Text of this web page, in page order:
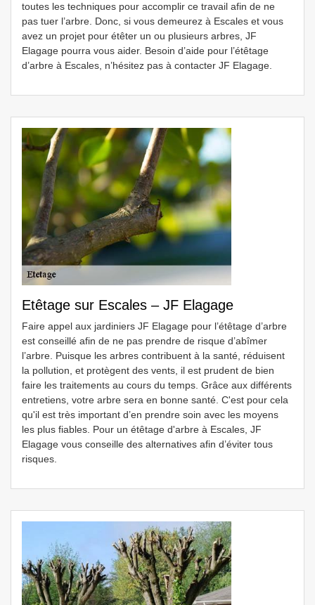
toutes les techniques pour accomplir ce travail afin de ne
pas tuer l’arbre. Donc, si vous demeurez à Escales et vous
avez un projet pour étêter un ou plusieurs arbres, JF
Elagage pourra vous aider. Besoin d’aide pour l’étêtage
d’arbre à Escales, n’hésitez pas à contacter JF Elagage.
Etêtage sur Escales – JF Elagage
Faire appel aux jardiniers JF Elagage pour l’étêtage d’arbre
est conseillé afin de ne pas prendre de risque d’abîmer
l’arbre. Puisque les arbres contribuent à la santé, réduisent
la pollution, et protègent des vents, il est prudent de bien
faire les traitements au cours du temps. Grâce aux différents
entretiens, votre arbre sera en bonne santé. C'est pour cela
qu'il est très important d’en prendre soin avec les moyens
les plus fiables. Pour un étêtage d'arbre à Escales, JF
Elagage vous conseille des alternatives afin d’éviter tous
risques.